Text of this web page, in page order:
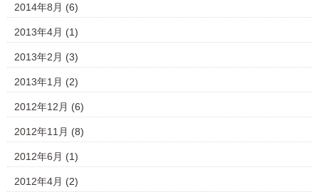
2014年8月 (6)
2013年4月 (1)
2013年2月 (3)
2013年1月 (2)
2012年12月 (6)
2012年11月 (8)
2012年6月 (1)
2012年4月 (2)